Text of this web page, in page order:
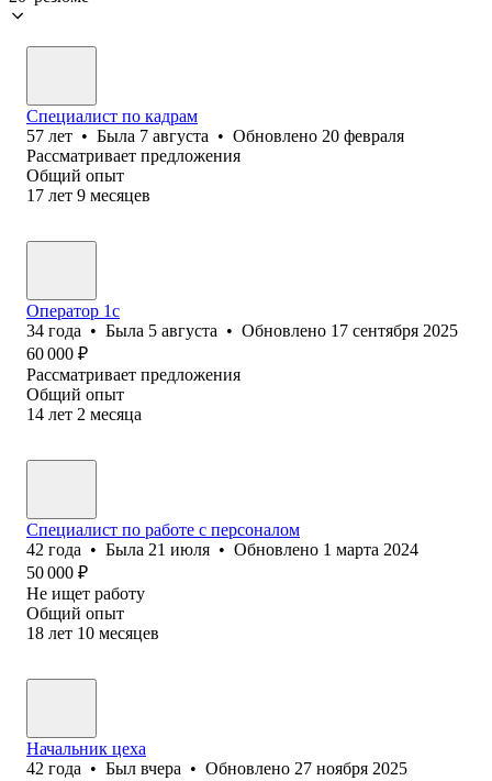
Специалист по кадрам
57 лет • Была 7 августа • Обновлено 20 февраля
Рассматривает предложения
Общий опыт
17 лет 9 месяцев
Оператор 1с
34 года • Была 5 августа • Обновлено 17 сентября 2025
60 000 ₽
Рассматривает предложения
Общий опыт
14 лет 2 месяца
Специалист по работе с персоналом
42 года • Была 21 июля • Обновлено 1 марта 2024
50 000 ₽
Не ищет работу
Общий опыт
18 лет 10 месяцев
Начальник цеха
42 года • Был вчера • Обновлено 27 ноября 2025